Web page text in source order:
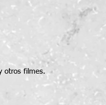
otros filmes.